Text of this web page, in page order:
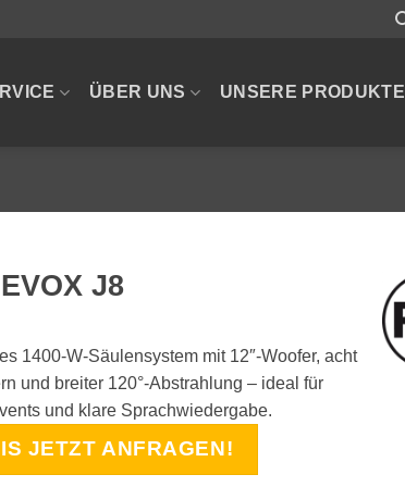
ÜBER UNS UNSERE PRODUKTE
J8
1400-W-Säulensystem mit 12″-Woofer, acht
und breiter 120°-Abstrahlung – ideal für
und klare Sprachwiedergabe.
JETZT ANFRAGEN!